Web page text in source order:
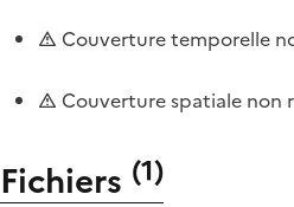
Couverture temporelle
Couverture spatiale non
Fichiers (1)